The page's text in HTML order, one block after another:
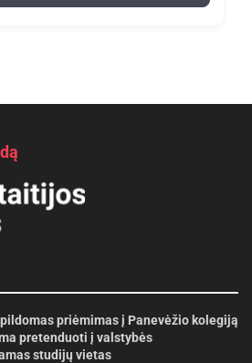
priėmimas į Panevėžio kolegiją
pretenduoti į valstybės
studijų vietas